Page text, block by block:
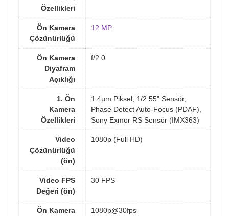
Özellikleri
Ön Kamera
Çözünürlüğü
12 MP
Ön Kamera
Diyafram
Açıklığı
f/2.0
1. Ön
Kamera
Özellikleri
1.4µm Piksel, 1/2.55" Sensör,
Phase Detect Auto-Focus (PDAF),
Sony Exmor RS Sensör (IMX363)
Video
Çözünürlüğü
(ön)
1080p (Full HD)
Video FPS
Değeri (ön)
30 FPS
Ön Kamera
1080p@30fps